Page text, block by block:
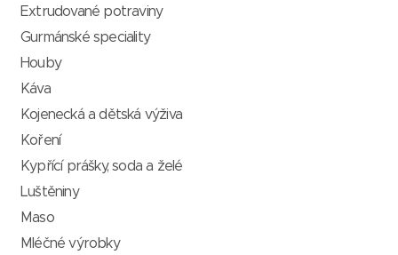
Extrudované potraviny
Gurmánské speciality
Houby
Káva
Kojenecká a dětská výživa
Koření
Kypřící prášky, soda a želé
Luštěniny
Maso
Mléčné výrobky